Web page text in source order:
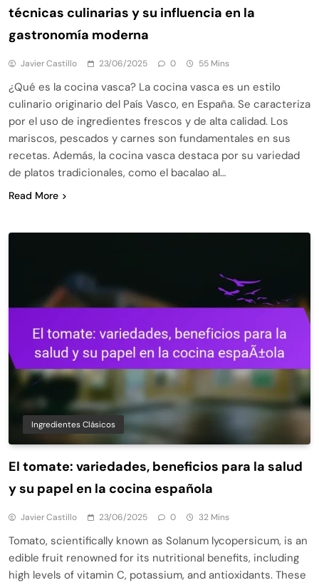
técnicas culinarias y su influencia en la
gastronomía moderna
Javier Castillo 23/06/2025 0 55 Mins
¿Qué es la cocina vasca? La cocina vasca es un estilo
culinario originario del País Vasco, en España. Se caracteriza
por el uso de ingredientes frescos y de alta calidad. Los
mariscos, pescados y carnes son fundamentales en sus
recetas. Además, la cocina vasca destaca por su variedad
de platos tradicionales, como el bacalao al…
Read More
Ingredientes Clásicos
El tomate: variedades, beneficios para la salud
y su papel en la cocina española
Javier Castillo 23/06/2025 0 32 Mins
Tomato, scientifically known as Solanum lycopersicum, is an
edible fruit renowned for its nutritional benefits, including
high levels of vitamin C, potassium, and antioxidants. These